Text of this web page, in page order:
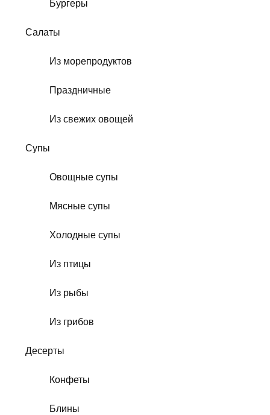
Бургеры
Салаты
Из морепродуктов
Праздничные
Из свежих овощей
Супы
Овощные супы
Мясные супы
Холодные супы
Из птицы
Из рыбы
Из грибов
Десерты
Конфеты
Блины